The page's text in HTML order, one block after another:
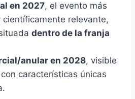
en 2027, el evento más
científicamente relevante,
dentro de la franja
anular en 2028, visible
características únicas